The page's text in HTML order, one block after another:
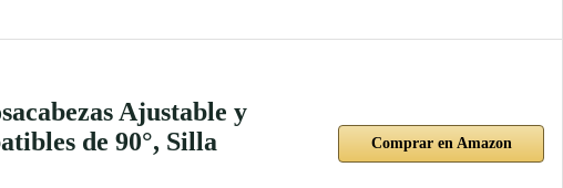
Ajustable y
de 90°, Silla
Comprar en Amazon